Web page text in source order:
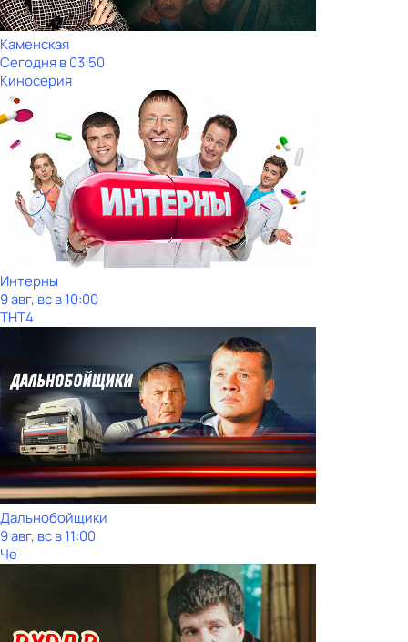
Каменская
Сегодня в 03:50
Киносерия
Интерны
9 авг, вс в 10:00
ТНТ4
Дальнобойщики
9 авг, вс в 11:00
Че